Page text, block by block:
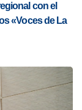
con el
«Voces de La